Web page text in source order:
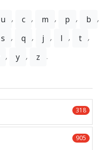
u , c , m , p , b
,
s , q , j , l , t ,
, y , z .
318
905